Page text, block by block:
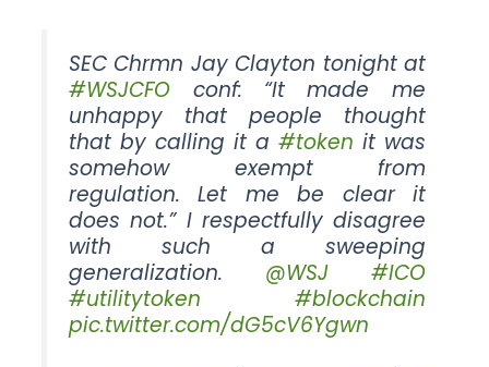
SEC Chrmn Jay Clayton tonight at
#WSJCFO conf: “It made me
unhappy that people thought
that by calling it a #token it was
somehow exempt from
regulation. Let me be clear it
does not.” I respectfully disagree
with such a sweeping
generalization. @WSJ
#ICO
#utilitytoken
#blockchain
pic.twitter.com/dG5cV6Ygwn